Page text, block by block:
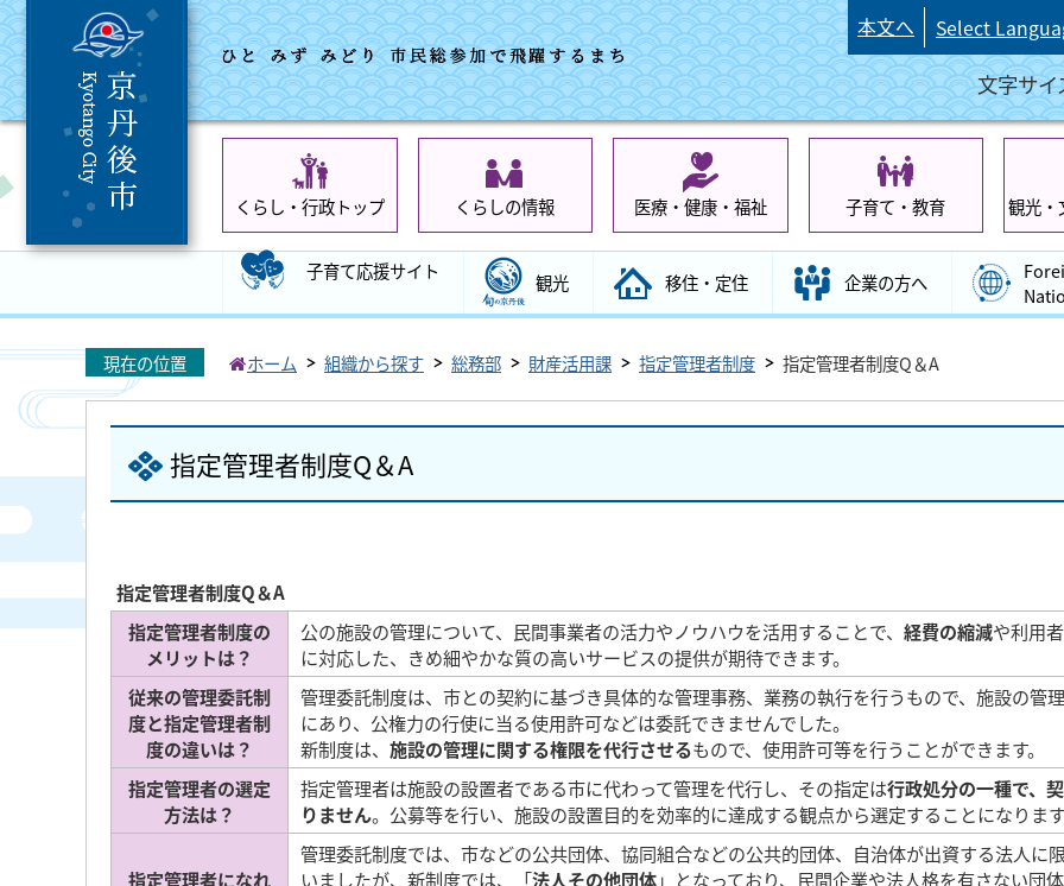
本文へ Select
文字サイ
くらし・行政トップ くらしの情報 医療・健康・福祉 子育て・教育 観光・
子育て応援サイト 観光 移住・定住 企業の方へ
現在の位置 ホーム 組織から探す 総務部 財産活用課 指定管理者制度 指定管理者制度Q＆A
指定管理者制度Q＆A
指定管理者制度Q＆A
指定管理者制度の
メリットは？
公の施設の管理について、民間事業者の活力やノウハウを活用することで、 経費の縮減や利用
に対応した、きめ細やかな質の高いサービスの提供が期待できます。
従来の管理委託制
度と指定管理者制
度の違いは？
管理委託制度は、市との契約に基づき具体的な管理事務、業務の執行を行うもので、施設の管
にあり、公権力の行使に当る使用許可などは委託できませんでした。
新制度は、 施設の管理に関する権限を代行させるもので、使用許可等を行うことができます。
指定管理者の選定
方法は？
指定管理者は施設の設置者である市に代わって管理を代行し、その指定は行政処分の一種で、
りません。公募等を行い、施設の設置目的を効率的に達成する観点から選定することになりま
指定管理者になれ
管理委託制度では、市などの公共団体、協同組合などの公共的団体、自治体が出資する法人に
いましたが、新制度では、「法人その他団体」となっており、民間企業や法人格を有さない団